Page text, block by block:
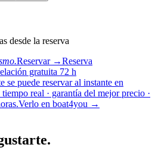
desde la reserva
Reservar →Reserva
gratuita 72 h
se puede reservar al instante en
real · garantía del mejor precio ·
Verlo en boat4you →